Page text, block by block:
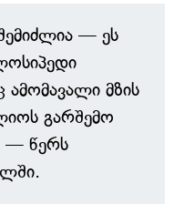
— ეს
მზის
გარშემო
— წერს